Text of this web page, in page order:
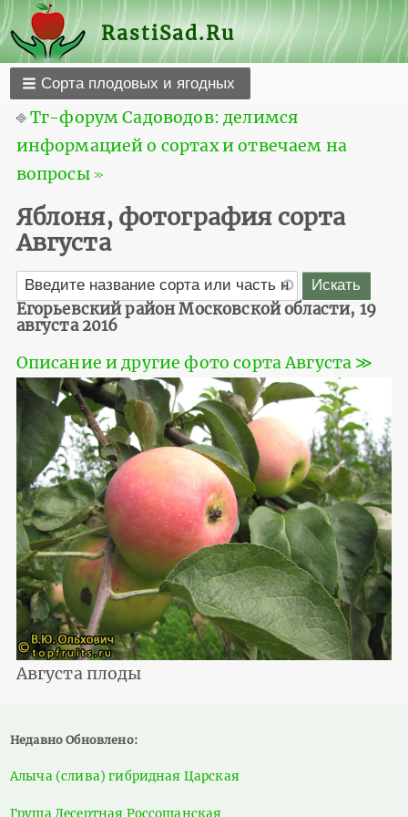
RastiSad.Ru
Сорта плодовых и ягодных
⎆Тг-форум Садоводов: делимся
информацией о сортах и отвечаем на
вопросы ≫
Яблоня, фотография сорта
Августа
Егорьевский район Московской области, 19
августа 2016
Описание и другие фото сорта Августа ≫
Августа плоды
Недавно Обновлено:
Алыча (слива) гибридная Царская